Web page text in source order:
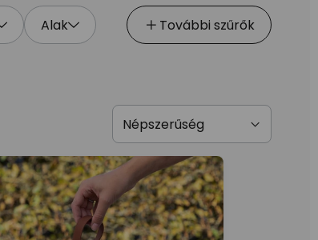
Alak További szűrők